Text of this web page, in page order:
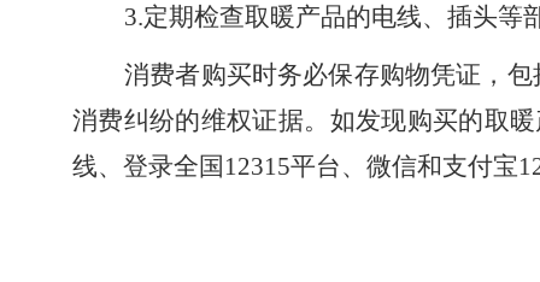
3.定期检查取暖产品的电线、插头等
消费者购买时务必保存购物凭证，
消费纠纷的维权证据。如发现购买的取
线、登录全国12315平台、微信和支付宝